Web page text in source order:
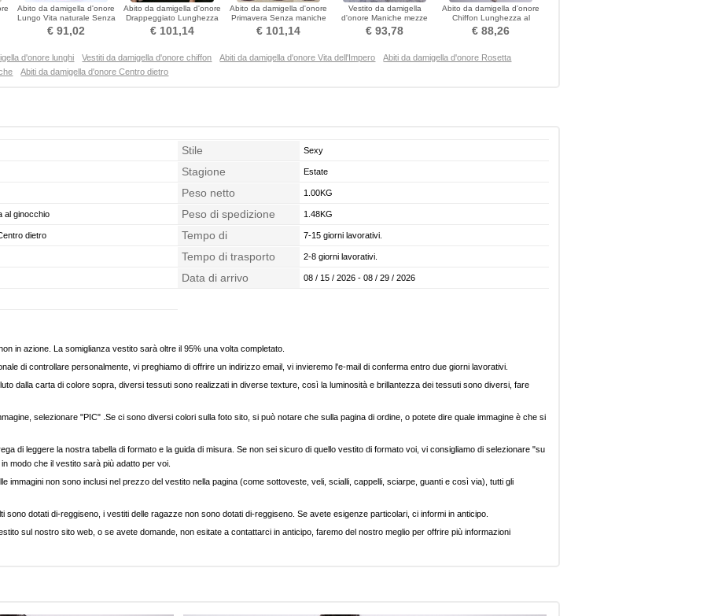
Abito da damigella d'onore
Lungo Vita naturale Senza
maniche Drappeggiato
€ 91,02
Abito da damigella d'onore
Drappeggiato Lunghezza
alla caviglia
€ 101,14
Abito da damigella d'onore
Primavera Senza maniche
Spazzare treno
€ 101,14
Vestito da damigella
d'onore Maniche mezze
Allacciare Vita naturale
€ 93,78
Abito da damigella d'onore
Chiffon Lunghezza al
ginocchio Emmy
€ 88,26
d'onore lunghi Vestiti da damigella d'onore chiffon Abiti da damigella d'onore Vita dell'Impero
Abiti da damigella d'onore Rosetta
Abiti da damigella d'onore Centro dietro
Stile Sexy
Stagione Estate
Peso netto 1.00KG
al ginocchio Peso di spedizione 1.48KG
dietro
Tempo di
confezionamento
7-15 giorni lavorativi.
Tempo di trasporto 2-8 giorni lavorativi.
Data di arrivo 08 / 15 / 2026 - 08 / 29 / 2026
in azione. La somiglianza vestito sarà oltre il 95% una volta completato.
di controllare personalmente, vi preghiamo di offrire un indirizzo email, vi invieremo l'e-mail di conferma entro due giorni lavorativi.
dalla carta di colore sopra, diversi tessuti sono realizzati in diverse texture, così la luminosità e brillantezza dei tessuti sono diversi, fare
selezionare "PIC" .Se ci sono diversi colori sulla foto sito, si può notare che sulla pagina di ordine, o potete dire quale immagine è che si
di leggere la nostra tabella di formato e la guida di misura. Se non sei sicuro di quello vestito di formato voi, vi consigliamo di selezionare "su
modo che il vestito sarà più adatto per voi.
immagini non sono inclusi nel prezzo del vestito nella pagina (come sottoveste, veli, scialli, cappelli, sciarpe, guanti e così via), tutti gli
sono dotati di-reggiseno, i vestiti delle ragazze non sono dotati di-reggiseno. Se avete esigenze particolari, ci informi in anticipo.
sul nostro sito web, o se avete domande, non esitate a contattarci in anticipo, faremo del nostro meglio per offrire più informazioni